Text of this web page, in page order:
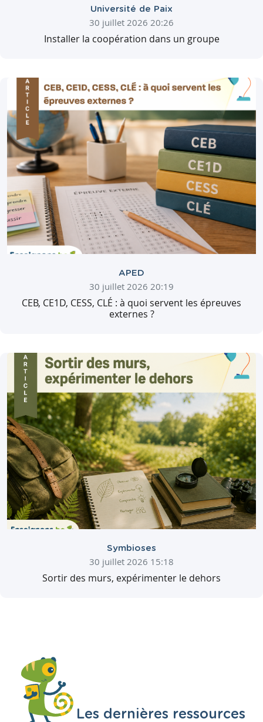
Université de Paix
30 juillet 2026 20:26
Installer la coopération dans un groupe
APED
30 juillet 2026 20:19
CEB, CE1D, CESS, CLÉ : à quoi servent les épreuves
externes ?
Symbioses
30 juillet 2026 15:18
Sortir des murs, expérimenter le dehors
Les dernières ressources